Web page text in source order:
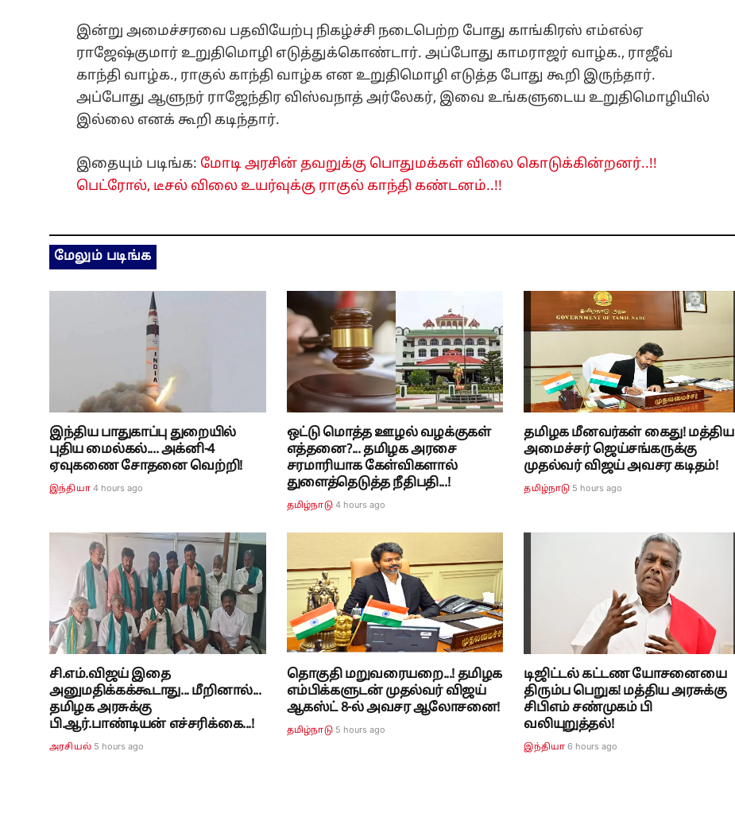
இன்று அமைச்சரவை பதவியேற்பு நிகழ்ச்சி நடைபெற்ற போது காங்கிரஸ் எம்எல்ஏ
ராஜேஷ்குமார் உறுதிமொழி எடுத்துக்கொண்டார். அப்போது காமராஜர் வாழ்க., ராஜீவ்
காந்தி வாழ்க., ராகுல் காந்தி வாழ்க என உறுதிமொழி எடுத்த போது கூறி இருந்தார்.
அப்போது ஆளுநர் ராஜேந்திர விஸ்வநாத் அர்லேகர், இவை உங்களுடைய உறுதிமொழியில்
இல்லை எனக் கூறி கடிந்தார்.
இதையும் படிங்க: மோடி அரசின் தவறுக்கு பொதுமக்கள் விலை கொடுக்கின்றனர்..!!
பெட்ரோல், டீசல் விலை உயர்வுக்கு ராகுல் காந்தி கண்டனம்..!!
மேலும் படிங்க
இந்திய பாதுகாப்பு துறையில்
புதிய மைல்கல்.... அக்னி-4
ஏவுகணை சோதனை வெற்றி!
இந்தியா 4 hours ago
ஒட்டு மொத்த ஊழல் வழக்குகள்
எத்தனை?... தமிழக அரசை
சரமாரியாக கேள்விகளால்
துளைத்தெடுத்த நீதிபதி...!
தமிழ்நாடு 4 hours ago
தமிழக மீனவர்கள் கைது! மத்திய
அமைச்சர் ஜெய்சங்கருக்கு
முதல்வர் விஜய் அவசர கடிதம்!
தமிழ்நாடு 5 hours ago
சி.எம்.விஜய் இதை
அனுமதிக்கக்கூடாது... மீறினால்...
தமிழக அரசுக்கு
பி.ஆர்.பாண்டியன் எச்சரிக்கை...!
அரசியல் 5 hours ago
தொகுதி மறுவரையறை...! தமிழக
எம்பிக்களுடன் முதல்வர் விஜய்
ஆகஸ்ட் 8-ல் அவசர ஆலோசனை!
தமிழ்நாடு 5 hours ago
டிஜிட்டல் கட்டண யோசனையை
திரும்ப பெறுக! மத்திய அரசுக்கு
சிபிஎம் சண்முகம் பி
வலியுறுத்தல்!
இந்தியா 6 hours ago